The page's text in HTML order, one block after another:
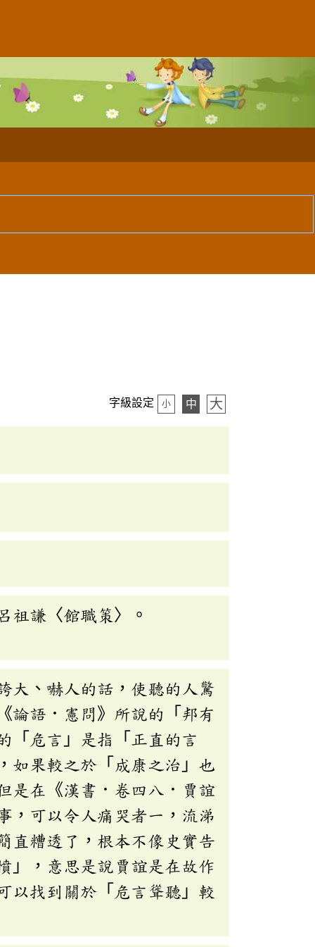
字級設定 小 中 大
祖謙〈館職策〉。
大、嚇人的話，使聽的人驚
論語．憲問》所說的「邦有
「危言」是指「正直的言
如果較之於「成康之治」也
是在《漢書．卷四八．賈誼
，可以令人痛哭者一，流涕
直糟透了，根本不像史實告
」，意思是說賈誼是在故作
以找到關於「危言聳聽」較